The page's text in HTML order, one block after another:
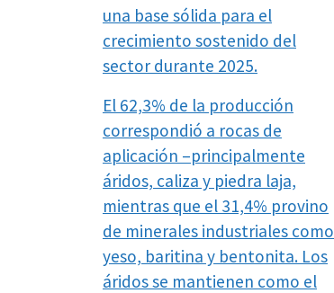
una base sólida para el
crecimiento sostenido del
sector durante 2025.
El 62,3% de la producción
correspondió a rocas de
aplicación –principalmente
áridos, caliza y piedra laja,
mientras que el 31,4% provino
de minerales industriales como
yeso, baritina y bentonita. Los
áridos se mantienen como el